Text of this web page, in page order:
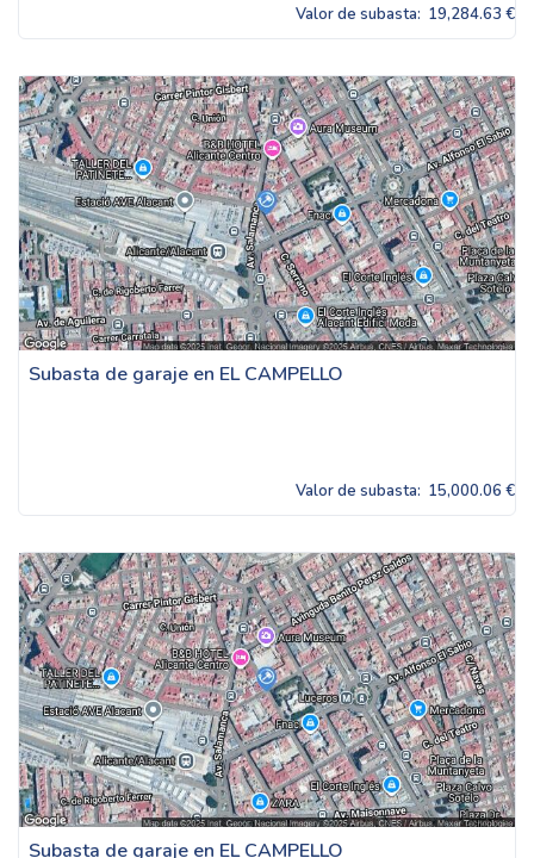
Valor de subasta: 19,284.63 €
Subasta de garaje en EL CAMPELLO
Valor de subasta: 15,000.06 €
Subasta de garaje en EL CAMPELLO